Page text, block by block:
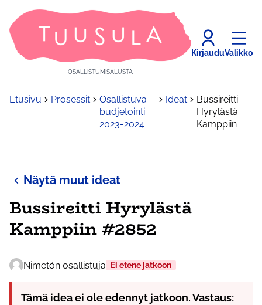
OSALLISTUMISALUSTA
KirjauduValikko
Etusivu Prosessit
Osallistuva
budjetointi
2023-2024
Ideat
Bussireitti
Hyrylästä
Kamppiin
Näytä muut ideat
Bussireitti Hyrylästä
Kamppiin #2852
Nimetön osallistuja Ei etene jatkoon
Tämä idea ei ole edennyt jatkoon. Vastaus: